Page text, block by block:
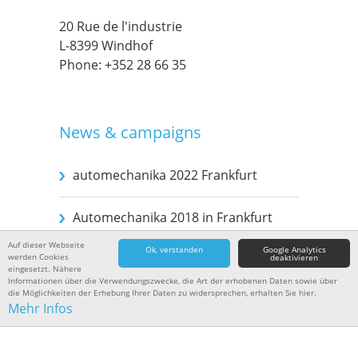
Google Analytics
deaktivieren
Ok, verstanden
Auf dieser Webseite
werden Cookies
eingesetzt. Nähere
Informationen über die Verwendungszwecke, die Art der erhobenen Daten sowie über
die Möglichkeiten der Erhebung Ihrer Daten zu widersprechen, erhalten Sie hier.
Mehr Infos
Tested Quality
Leaflets Archive
Data protection
Terms and conditions
Login
20 Rue de l'industrie
L-8399 Windhof
Phone: +352 28 66 35
News & campaigns
automechanika 2022 Frankfurt
Automechanika 2018 in Frankfurt
© 2026TRIFALAMPS GERMANY GmbH